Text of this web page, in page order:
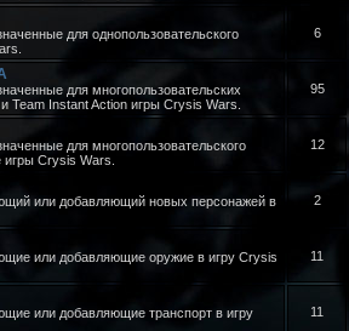
для однопользовательского
6
для многопользовательских
Team Instant Action игры Crysis Wars.
95
для многопользовательского
Crysis Wars.
12
или добавляющий новых персонажей в
2
или добавляющие оружие в игру Crysis
11
или добавляющие транспорт в игру
11